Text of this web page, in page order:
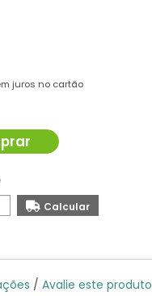
juros no cartão
/ Avalie este produto